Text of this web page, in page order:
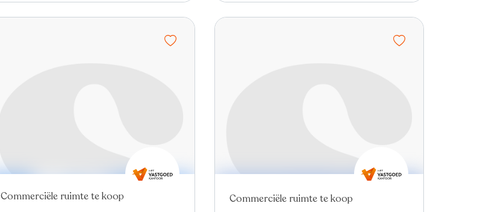
Commerciële ruimte te koop Commerciële ruimte te koop